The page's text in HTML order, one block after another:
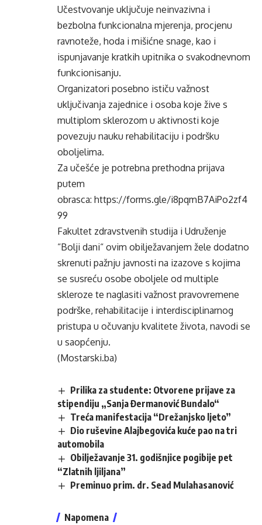
Učestvovanje uključuje neinvazivna i
bezbolna funkcionalna mjerenja, procjenu
ravnoteže, hoda i mišićne snage, kao i
ispunjavanje kratkih upitnika o svakodnevnom
funkcionisanju.
Organizatori posebno ističu važnost
uključivanja zajednice i osoba koje žive s
multiplom sklerozom u aktivnosti koje
povezuju nauku rehabilitaciju i podršku
oboljelima.
Za učešće je potrebna prethodna prijava
putem
obrasca: https://forms.gle/i8pqmB7AiPo2zf4
99
Fakultet zdravstvenih studija i Udruženje
“Bolji dani“ ovim obilježavanjem žele dodatno
skrenuti pažnju javnosti na izazove s kojima
se susreću osobe oboljele od multiple
skleroze te naglasiti važnost pravovremene
podrške, rehabilitacije i interdisciplinarnog
pristupa u očuvanju kvalitete života, navodi se
u saopćenju.
(Mostarski.ba)
Prilika za studente: Otvorene prijave za
stipendiju „Sanja Đermanović Bundalo“
Treća manifestacija “Drežanjsko ljeto”
Dio ruševine Alajbegovića kuće pao na tri
automobila
Obilježavanje 31. godišnjice pogibije pet
“Zlatnih ljiljana”
Preminuo prim. dr. Sead Mulahasanović
Napomena